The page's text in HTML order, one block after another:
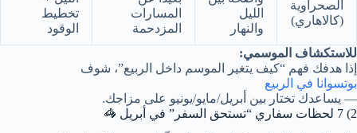
الصحراوية
(كالاهاري)
الليل
والنهار
المسارات
المزدحمة
تخطيط
الوقود
للاستكشاف الموسمي:
إذا هدفك فهم “كيف يتغير الموسم داخل الربيع”، شوف
بوتسوانا في الربيع
— يساعدك تختار بين أبريل/مايو/يونيو على مزاجك.
2) 7 لحظات سفاري “تستحق السفر” في أبريل 🦓